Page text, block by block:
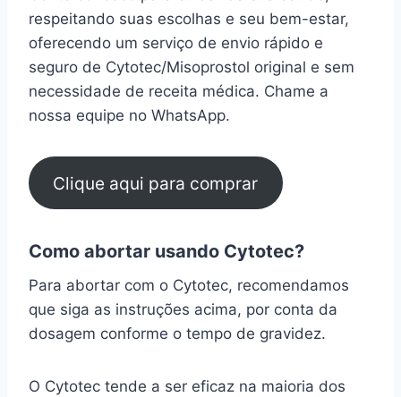
respeitando suas escolhas e seu bem-estar,
oferecendo um serviço de envio rápido e
seguro de Cytotec/Misoprostol original e sem
necessidade de receita médica. Chame a
nossa equipe no WhatsApp.
Clique aqui para comprar
Como abortar usando Cytotec?
Para abortar com o Cytotec, recomendamos
que siga as instruções acima, por conta da
dosagem conforme o tempo de gravidez.
O Cytotec tende a ser eficaz na maioria dos